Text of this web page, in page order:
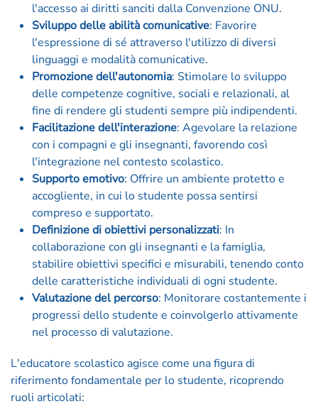
l'accesso ai diritti sanciti dalla Convenzione ONU.
Sviluppo delle abilità comunicative: Favorire
l'espressione di sé attraverso l'utilizzo di diversi
linguaggi e modalità comunicative.
Promozione dell'autonomia: Stimolare lo sviluppo
delle competenze cognitive, sociali e relazionali, al
fine di rendere gli studenti sempre più indipendenti.
Facilitazione dell'interazione: Agevolare la relazione
con i compagni e gli insegnanti, favorendo così
l'integrazione nel contesto scolastico.
Supporto emotivo: Offrire un ambiente protetto e
accogliente, in cui lo studente possa sentirsi
compreso e supportato.
Definizione di obiettivi personalizzati: In
collaborazione con gli insegnanti e la famiglia,
stabilire obiettivi specifici e misurabili, tenendo conto
delle caratteristiche individuali di ogni studente.
Valutazione del percorso: Monitorare costantemente i
progressi dello studente e coinvolgerlo attivamente
nel processo di valutazione.
L'educatore scolastico agisce come una figura di
riferimento fondamentale per lo studente, ricoprendo
ruoli articolati: